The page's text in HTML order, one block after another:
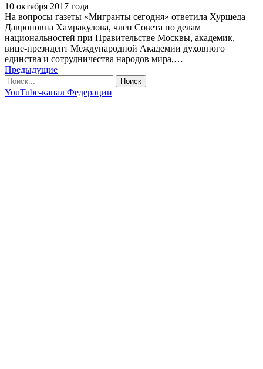
10 октября 2017 года
На вопросы газеты «Мигранты сегодня» ответила Хуршеда
Давроновна Хамракулова, член Совета по делам
национальностей при Правительстве Москвы, академик,
вице-президент Международной Академии духовного
единства и сотрудничества народов мира,…
Предыдущие
YouTube-канал Федерации